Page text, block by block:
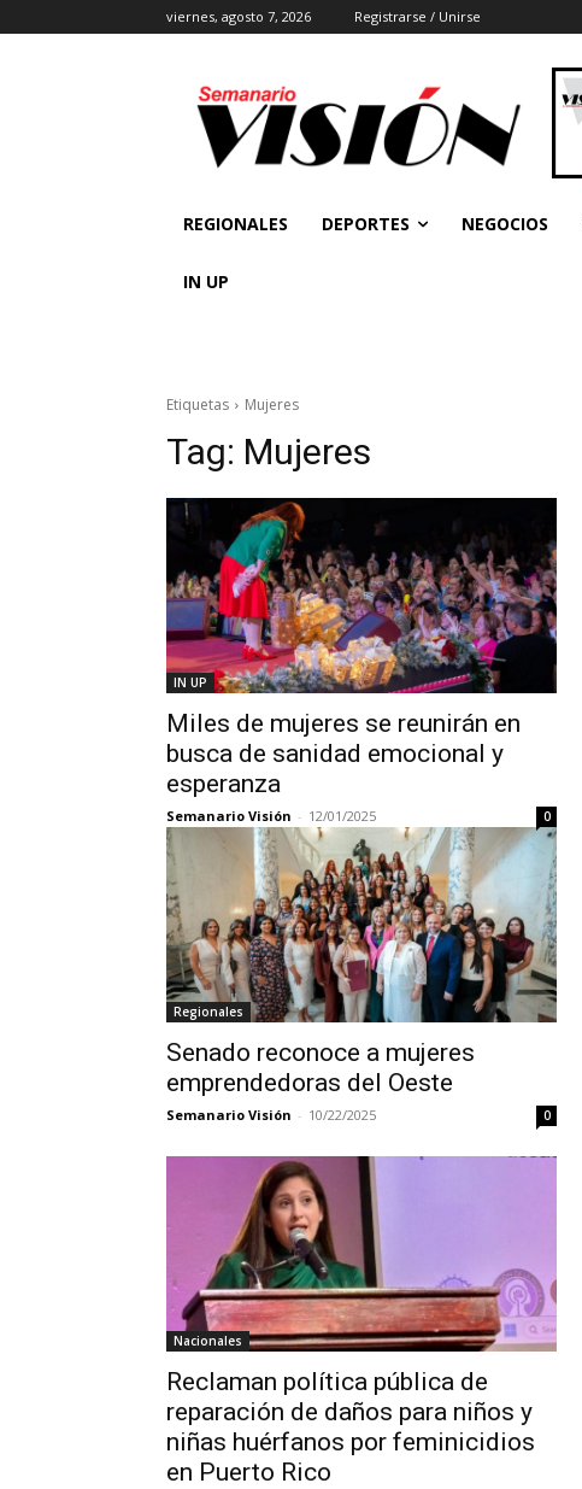
viernes, agosto 7, 2026 Registrarse / Unirse
REGIONALES DEPORTES NEGOCIOS
IN UP
Etiquetas Mujeres
Tag: Mujeres
IN UP
Miles de mujeres se reunirán en
busca de sanidad emocional y
esperanza
Semanario Visión - 12/01/2025 0
Regionales
Senado reconoce a mujeres
emprendedoras del Oeste
Semanario Visión - 10/22/2025 0
Nacionales
Reclaman política pública de
reparación de daños para niños y
niñas huérfanos por feminicidios
en Puerto Rico